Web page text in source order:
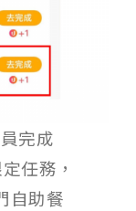
完成
任務，
自助餐